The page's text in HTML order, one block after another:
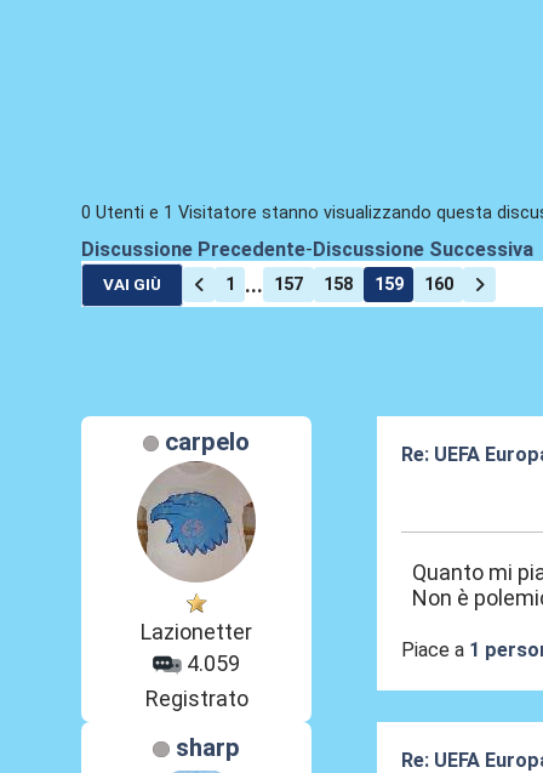
0 Utenti e 1 Visitatore stanno visualizzando questa
Discussione Precedente- Discussione Successiva
VAI GIÙ 1 ... 157 158 159 160
carpelo
Lazionetter
4.059
Registrato
Re: UEFA
Quanto mi
Non è
Piace a 1
sharp
Re: UEFA